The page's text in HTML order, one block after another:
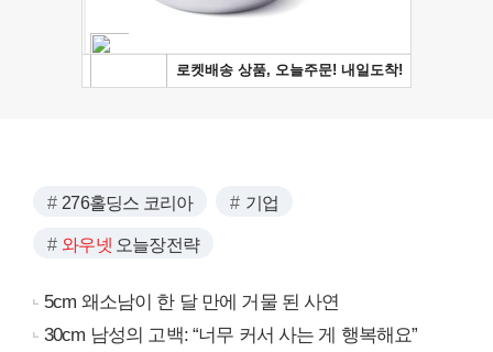
276홀딩스 코리아 기업
와우넷 오늘장전략
5cm 왜소남이 한 달 만에 거물 된 사연
30cm 남성의 고백: “너무 커서 사는 게 행복해요”